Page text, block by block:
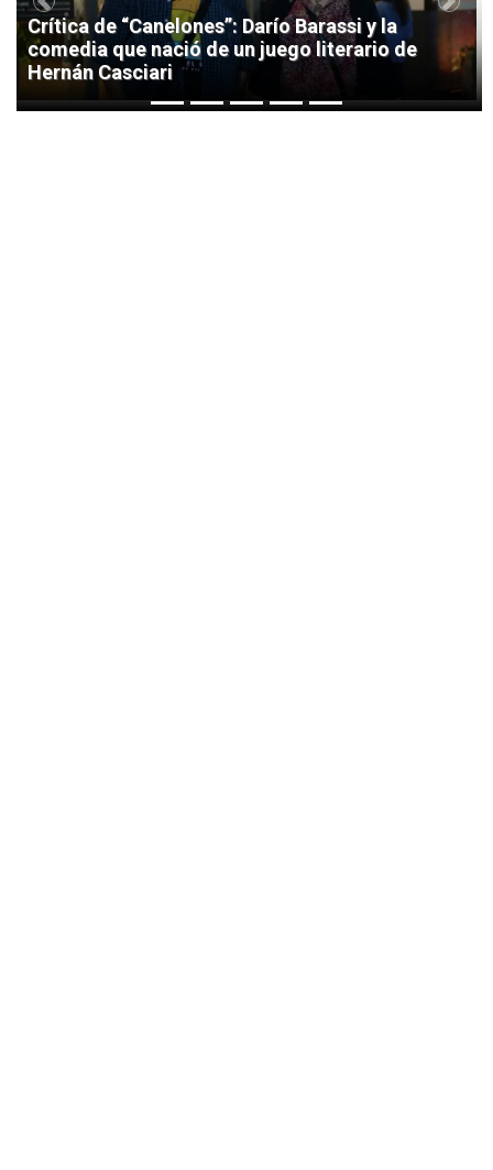
Crítica de “Canelones”: Darío Barassi y la
comedia que nació de un juego literario de
Hernán Casciari
Previous Next